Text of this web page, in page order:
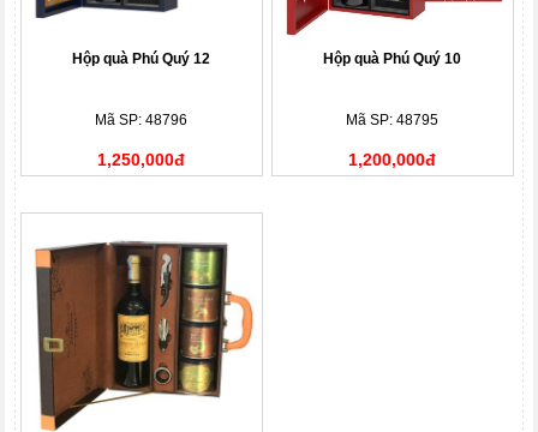
Hộp quà Phú Quý 12
Mã SP: 48796
1,250,000đ
Hộp quà Phú Quý 10
Mã SP: 48795
1,200,000đ